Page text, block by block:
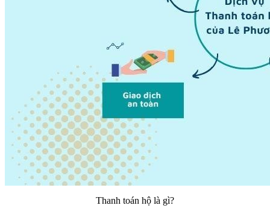
Thanh toán hộ là gì?